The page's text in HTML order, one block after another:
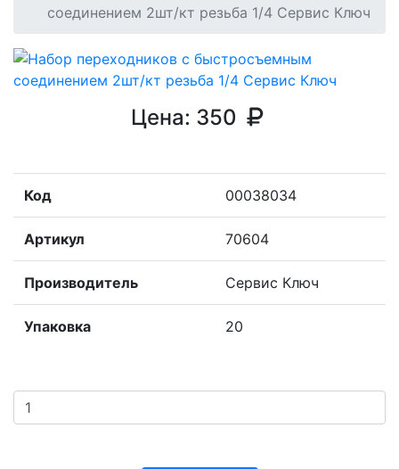
соединением 2шт/кт резьба 1/4 Сервис Ключ
Цена: 350
Код 00038034
Артикул 70604
Производитель Сервис Ключ
Упаковка 20